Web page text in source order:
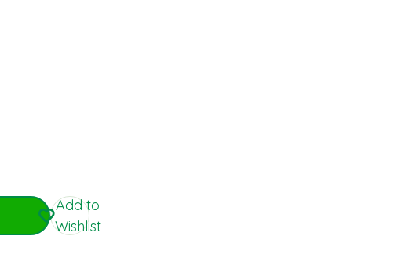
Add to
Wishlist